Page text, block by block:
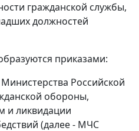
гражданской службы,
должностей
приказами:
Российской
обороны,
и ликвидации
(далее - МЧС